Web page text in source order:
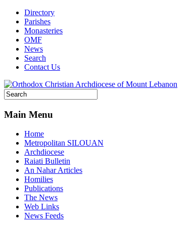
Directory
Parishes
Monasteries
OMF
News
Search
Contact Us
Main Menu
Home
Metropolitan SILOUAN
Archdiocese
Raiati Bulletin
An Nahar Articles
Homilies
Publications
The News
Web Links
News Feeds